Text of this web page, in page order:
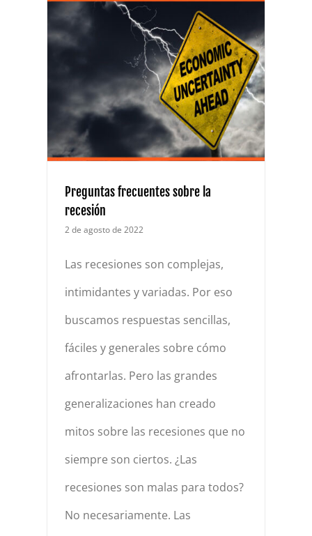
Preguntas frecuentes sobre la
recesión
2 de agosto de 2022
Las recesiones son complejas,
intimidantes y variadas. Por eso
buscamos respuestas sencillas,
fáciles y generales sobre cómo
afrontarlas. Pero las grandes
generalizaciones han creado
mitos sobre las recesiones que no
siempre son ciertos. ¿Las
recesiones son malas para todos?
No necesariamente. Las